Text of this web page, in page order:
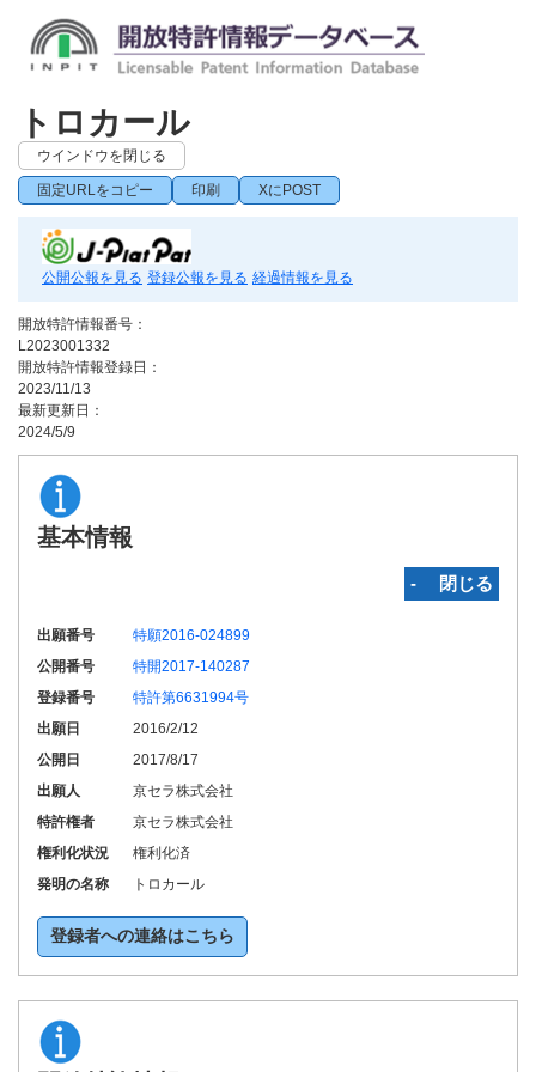
トロカール
ウインドウを閉じる
固定URLをコピー 印刷 XにPOST
公開公報を見る 登録公報を見る 経過情報を見る
開放特許情報番号：
L2023001332
開放特許情報登録日：
2023/11/13
最新更新日：
2024/5/9
基本情報
‐ 閉じる
出願番号
特願2016-024899
公開番号
特開2017-140287
登録番号
特許第6631994号
出願日
2016/2/12
公開日
2017/8/17
出願人
京セラ株式会社
特許権者
京セラ株式会社
権利化状況
権利化済
発明の名称
トロカール
登録者への連絡はこちら